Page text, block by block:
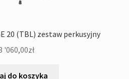
20 (TBL) zestaw perkusyjny
'060,00zł
do koszyka